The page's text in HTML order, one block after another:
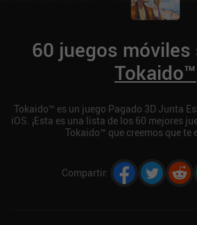
60 juegos
Tokaido™
Tokaido™ es un juego Pagado 3D Junta
iOS. ¡Esta es una lista de los 60 mejores
Tokaido™ que creemos que te
Compartir: